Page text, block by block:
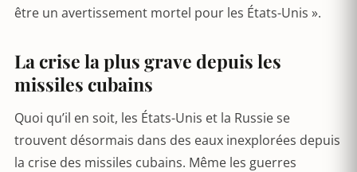
être un avertissement mortel pour les États-Unis ».
La crise la plus grave depuis les
missiles cubains
Quoi qu’il en soit, les États-Unis et la Russie se
trouvent désormais dans des eaux inexplorées depuis
la crise des missiles cubains. Même les guerres